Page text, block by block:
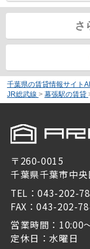
さ
千葉県の賃貸情報サイト
JR総武線 > 幕張駅の賃貸
〒260-0015
千葉県千葉市中
TEL：043-202-
FAX：043-202-
営業時間：10:00
定休日：水曜日